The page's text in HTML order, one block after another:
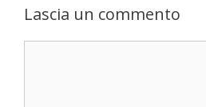
Lascia un commento